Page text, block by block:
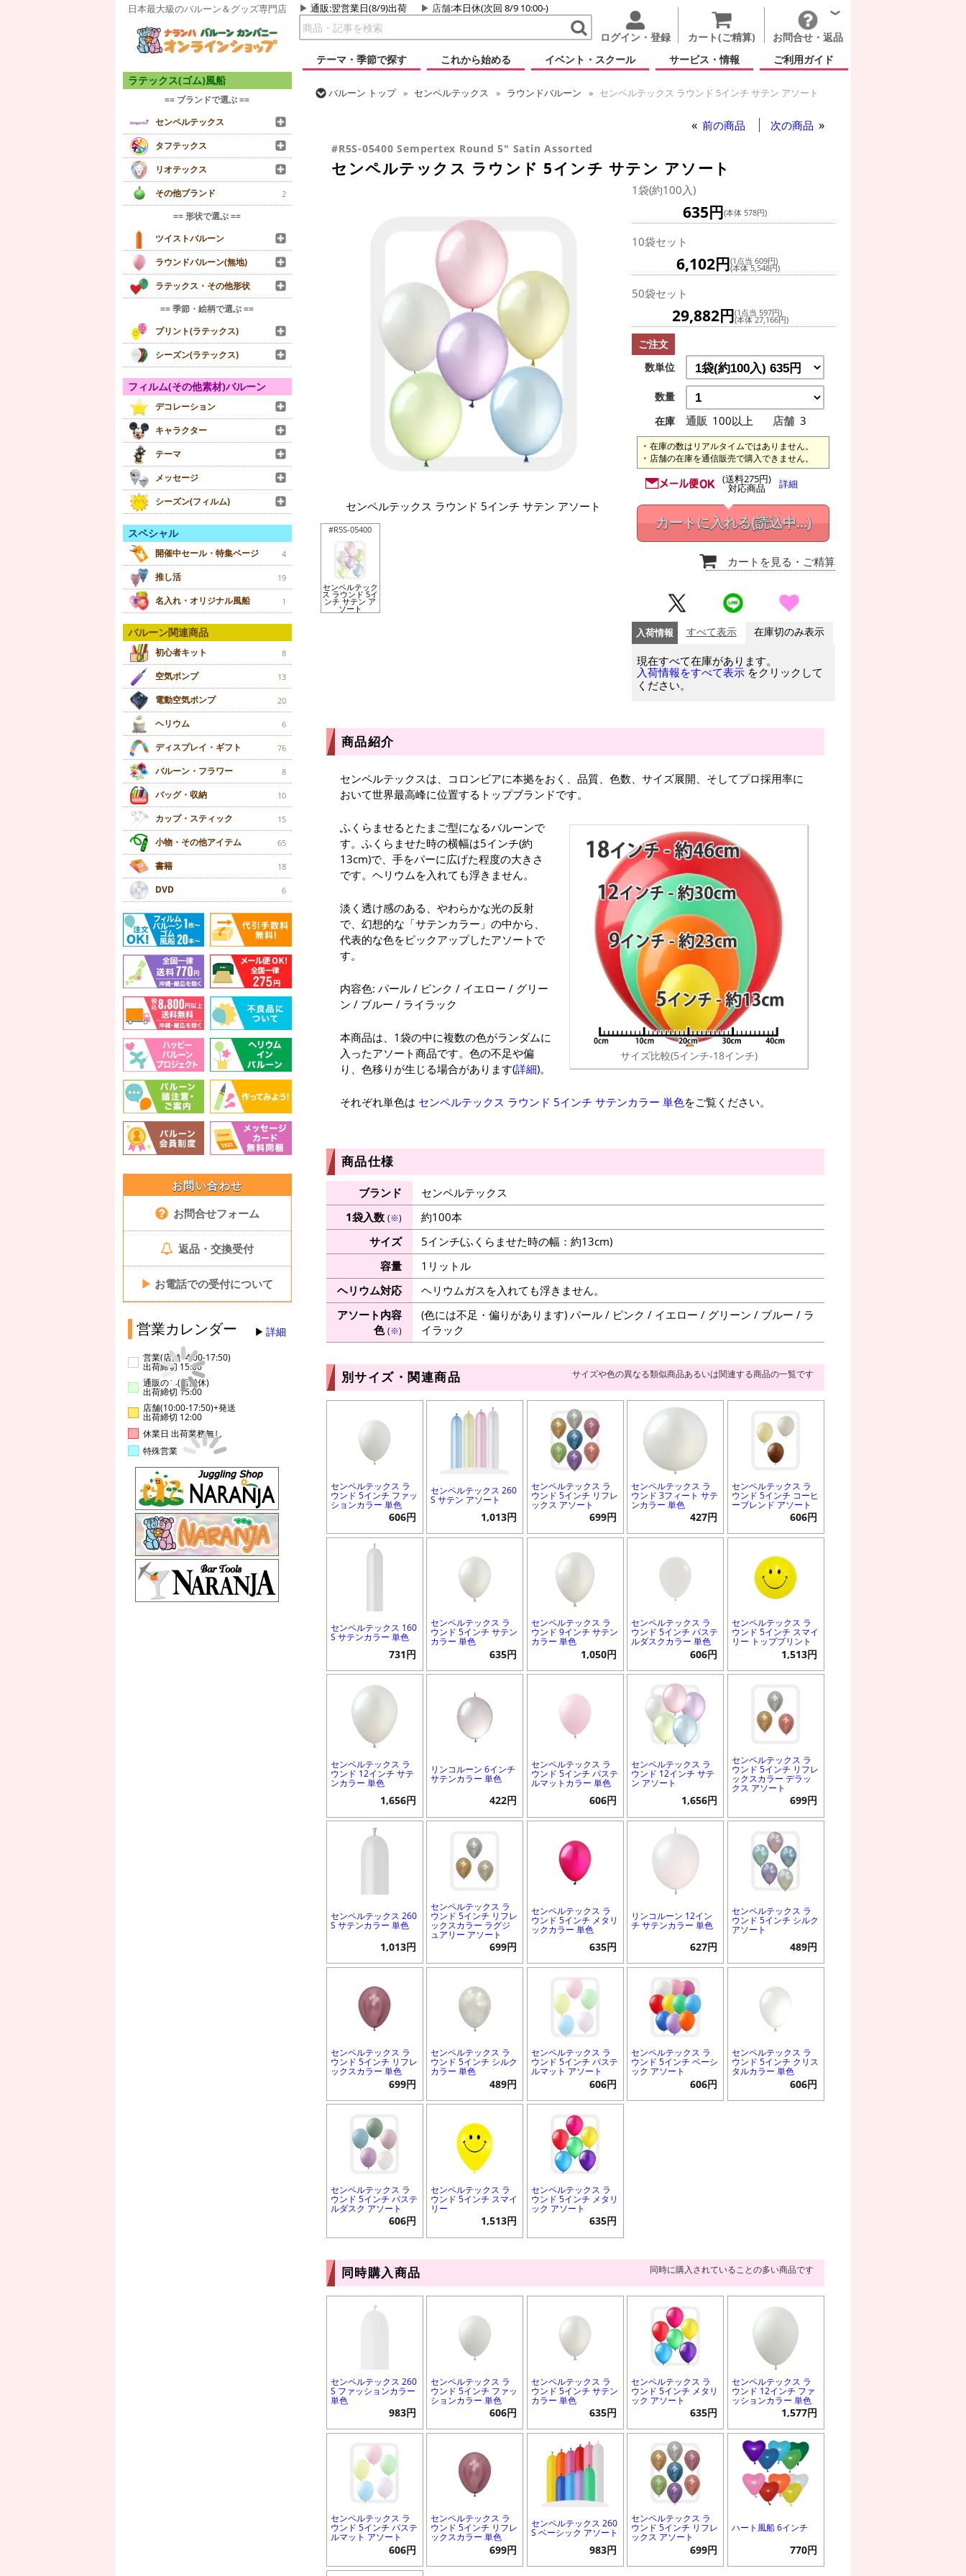
日本最大級のバルーン＆グッズ専門店 通販:翌営業日(8/9)出荷 店舗:本日休(次回 8/9 10:00-)
ログイン・登録 カート(ご精算)
お問合せ・返品
テーマ・季節で探す
これから始める イベント・スクール サービス・情報 ご利用ガイド
ラテックス(ゴム)風船
== ブランドで選ぶ ==
センペルテックス
タフテックス
リオテックス
その他ブランド
2
== 形状で選ぶ ==
ツイストバルーン
ラウンドバルーン(無地)
ラテックス・その他形状
== 季節・絵柄で選ぶ ==
プリント(ラテックス)
シーズン(ラテックス)
フィルム(その他素材)バルーン
デコレーション
キャラクター
テーマ
メッセージ
シーズン(フィルム)
スペシャル
開催中セール・特集ページ 4
推し活 19
名入れ・オリジナル風船 1
バルーン関連商品
初心者キット 8
空気ポンプ 13
電動空気ポンプ 20
ヘリウム 6
ディスプレイ・ギフト 76
バルーン・フラワー 8
バッグ・収納 10
カップ・スティック 15
小物・その他アイテム 65
書籍 18
DVD 6
お問い合わせ
お問合せフォーム
返品・交換受付
▶ お電話での受付について
営業カレンダー 詳細
営業(店舗14:00-17:50)
出荷締切 15:00
通販のみ(店舗休)
出荷締切 15:00
店舗(10:00-17:50)+発送
出荷締切 12:00
休業日 出荷業務無し
特殊営業
バルーン トップ センペルテックス ラウンドバルーン
センペルテックス ラウンド 5インチ サテン アソート
前の商品 次の商品
#R5S-05400 Sempertex Round 5" Satin Assorted
センペルテックス ラウンド 5インチ サテン アソート
センペルテックス ラウンド 5インチ サテン アソート
#R5S-05400
センペルテック
ス ラウンド 5イ
ンチ サテン ア
ソート
1袋(約100入)
635円(本体 578円)
10袋セット
6,102円(1点当 609円)
(本体 5,548円)
50袋セット
29,882円(1点当 597円)
(本体 27,166円)
ご注文
数単位
数量
在庫
通販 100以上 店舗 3
在庫の数はリアルタイムではありません。
店舗の在庫を通信販売で購入できません。
(送料275円)
対応商品 詳細
カートに入れる(読込中...)
カートを見る ・ご精算
入荷情報 すべて表示 在庫切のみ表示
現在すべて在庫があります。
入荷情報をすべて表示 をクリックして
ください。
商品紹介
センペルテックスは、コロンビアに本拠をおく、品質、色数、サイズ展開、そしてプロ採用率に
おいて世界最高峰に位置するトップブランドです。
サイズ比較(5インチ-18インチ)
ふくらませるとたまご型になるバルーンで
す。ふくらませた時の横幅は5インチ(約
13cm)で、手をパーに広げた程度の大きさ
です。ヘリウムを入れても浮きません。
淡く透け感のある、やわらかな光の反射
で、幻想的な「サテンカラー」の中から、
代表的な色をピックアップしたアソートで
す。
内容色: パール / ピンク / イエロー / グリー
ン / ブルー / ライラック
本商品は、1袋の中に複数の色がランダムに
入ったアソート商品です。色の不足や偏
り、色移りが生じる場合があります(詳細)。
それぞれ単色は センペルテックス ラウンド 5インチ サテンカラー 単色をご覧ください。
商品仕様
ブランド
センペルテックス
1袋入数 (※)
約100本
サイズ
5インチ(ふくらませた時の幅：約13cm)
容量
1リットル
ヘリウム対応
ヘリウムガスを入れても浮きません。
アソート内容
色(※)
(色には不足・偏りがあります) パール / ピンク / イエロー / グリーン / ブルー / ラ
イラック
別サイズ・関連商品 サイズや色の異なる類似商品あるいは関連する商品の一覧です
センペルテックス ラ
ウンド 5インチ ファッ
ションカラー 単色
606円
センペルテックス 260
S サテン アソート
1,013円
センペルテックス ラ
ウンド 5インチ リフレ
ックス アソート
699円
センペルテックス ラ
ウンド 3フィート サテ
ンカラー 単色
427円
センペルテックス ラ
ウンド 5インチ コーヒ
ーブレンド アソート
606円
センペルテックス 160
S サテンカラー 単色
731円
センペルテックス ラ
ウンド 5インチ サテン
カラー 単色
635円
センペルテックス ラ
ウンド 9インチ サテン
カラー 単色
1,050円
センペルテックス ラ
ウンド 5インチ パステ
ルダスクカラー 単色
606円
センペルテックス ラ
ウンド 5インチ スマイ
リー トッププリント
1,513円
センペルテックス ラ
ウンド 12インチ サテ
ンカラー 単色
1,656円
リンコルーン 6インチ
サテンカラー 単色
422円
センペルテックス ラ
ウンド 5インチ パステ
ルマットカラー 単色
606円
センペルテックス ラ
ウンド 12インチ サテ
ン アソート
1,656円
センペルテックス ラ
ウンド 5インチ リフレ
ックスカラー デラッ
クス アソート
699円
センペルテックス 260
S サテンカラー 単色
1,013円
センペルテックス ラ
ウンド 5インチ リフレ
ックスカラー ラグジ
ュアリー アソート
699円
センペルテックス ラ
ウンド 5インチ メタリ
ックカラー 単色
635円
リンコルーン 12イン
チ サテンカラー 単色
627円
センペルテックス ラ
ウンド 5インチ シルク
アソート
489円
センペルテックス ラ
ウンド 5インチ リフレ
ックスカラー 単色
699円
センペルテックス ラ
ウンド 5インチ シルク
カラー 単色
489円
センペルテックス ラ
ウンド 5インチ パステ
ルマット アソート
606円
センペルテックス ラ
ウンド 5インチ ベーシ
ック アソート
606円
センペルテックス ラ
ウンド 5インチ クリス
タルカラー 単色
606円
センペルテックス ラ
ウンド 5インチ パステ
ルダスク アソート
606円
センペルテックス ラ
ウンド 5インチ スマイ
リー
1,513円
センペルテックス ラ
ウンド 5インチ メタリ
ック アソート
635円
同時購入商品 同時に購入されていることの多い商品です
センペルテックス 260
S ファッションカラー
単色
983円
センペルテックス ラ
ウンド 5インチ ファッ
ションカラー 単色
606円
センペルテックス ラ
ウンド 5インチ サテン
カラー 単色
635円
センペルテックス ラ
ウンド 5インチ メタリ
ック アソート
635円
センペルテックス ラ
ウンド 12インチ ファ
ッションカラー 単色
1,577円
センペルテックス ラ
ウンド 5インチ パステ
ルマット アソート
606円
センペルテックス ラ
ウンド 5インチ リフレ
ックスカラー 単色
699円
センペルテックス 260
S ベーシック アソート
983円
センペルテックス ラ
ウンド 5インチ リフレ
ックス アソート
699円
ハート風船 6インチ
770円